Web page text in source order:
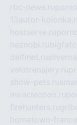
rbc-news.ru
13autor-
hostserve.ru
neznobi.ru
delfinet.ru
velotrenajery.ru
show-pets.ru
miraclecoon.ru
firehunters.ru
hometown-